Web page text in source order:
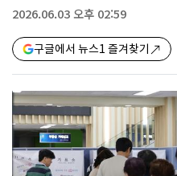
2026.06.03 오후 02:59
구글에서 뉴스1 즐겨찾기